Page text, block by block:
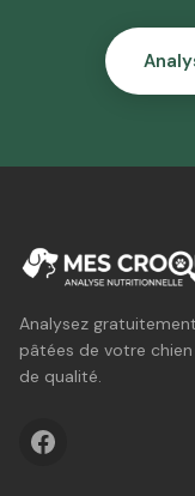
Analysez
pâtées de votre
de qualité.